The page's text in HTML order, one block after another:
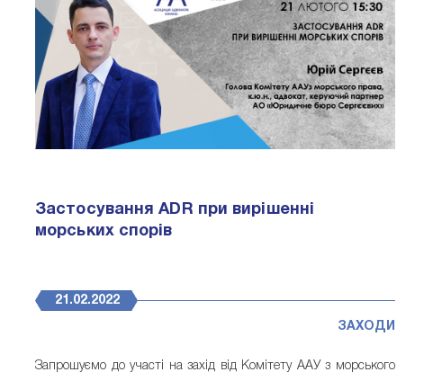
Застосування ADR при вирішенні
морських спорів
21.02.2022
ЗАХОДИ
Запрошуємо до участі на захід від Комітету ААУ з морського